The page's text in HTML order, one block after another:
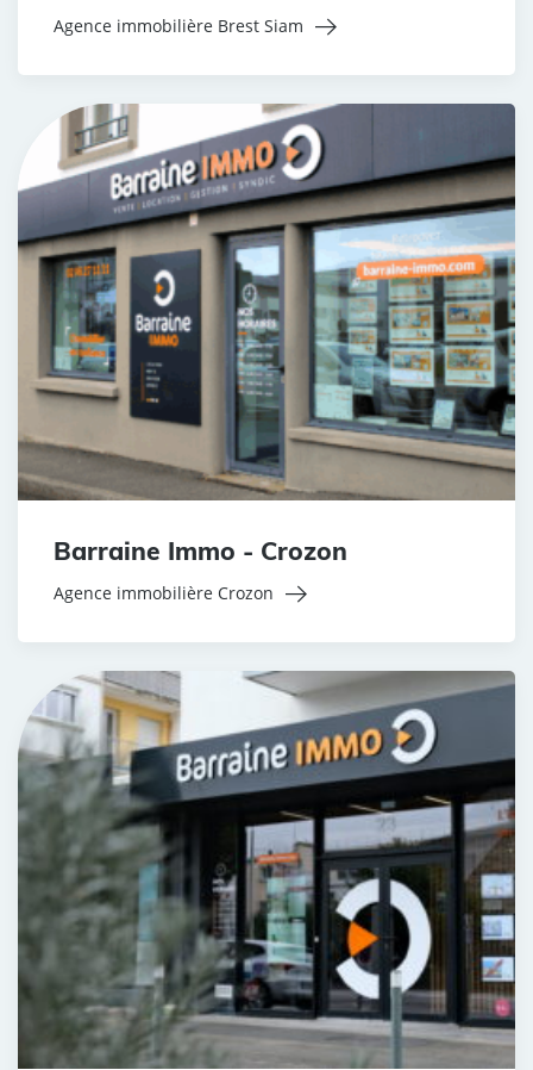
Agence immobilière Brest Siam
Barraine Immo - Crozon
Agence immobilière Crozon